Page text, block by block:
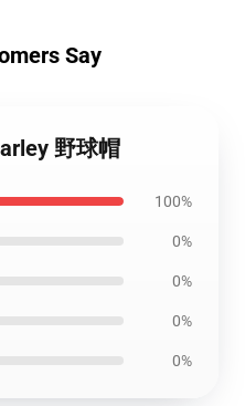
Say
野球帽
100%
0%
0%
0%
0%